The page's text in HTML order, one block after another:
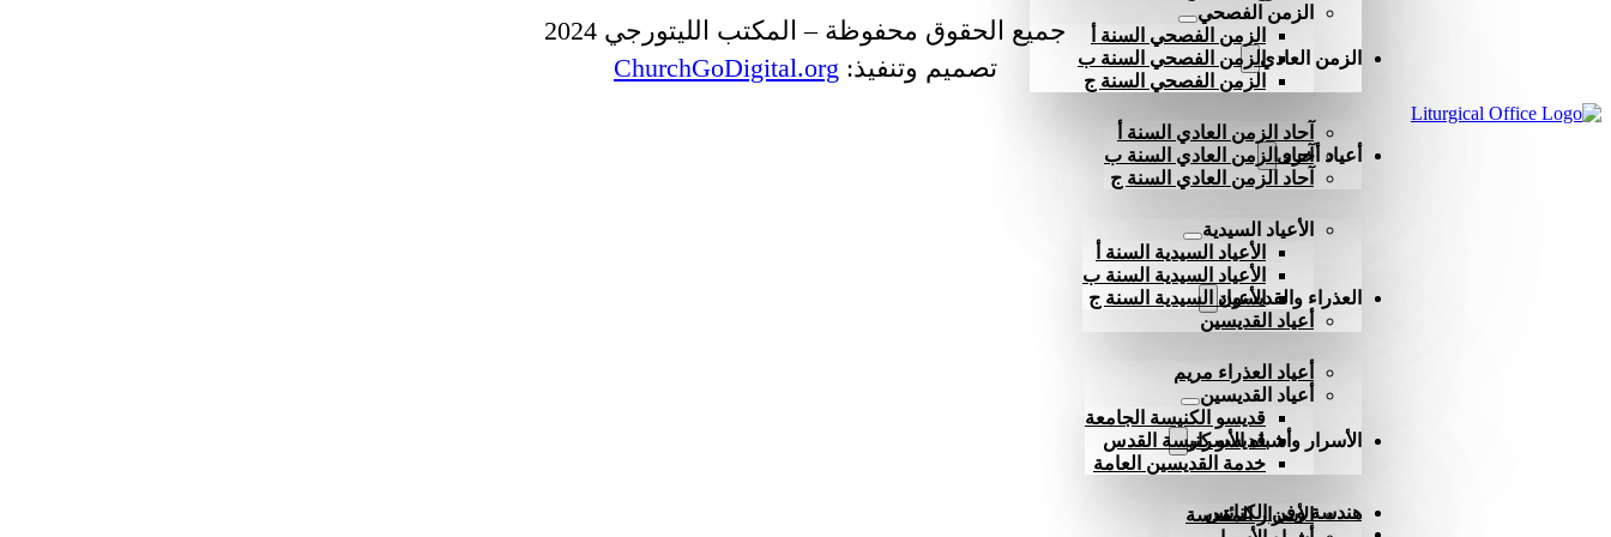
الزمن الفصحي
الزمن الفصحي السنة أ
الزمن الفصحي السنة ب
الزمن الفصحي السنة ج
الزمن العادي
آحاد الزمن العادي السنة أ
آحاد الزمن العادي السنة ب
آحاد الزمن العادي السنة ج
أعياد أخرى
الأعياد السيدية
الأعياد السيدية السنة أ
الأعياد السيدية السنة ب
الأعياد السيدية السنة ج
أعياد القديسين
العذراء والقديسون
أعياد العذراء مريم
أعياد القديسين
قديسو الكنيسة الجامعة
قديسو كنيسة القدس
خدمة القديسين العامة
الأسرار وأشباه الأسرار
الأسرار المقدسة
هندسة وفن الكنائس
جميع الحقوق محفوظة – المكتب الليتورجي 2024
تصميم وتنفيذ: ChurchGoDigital.org